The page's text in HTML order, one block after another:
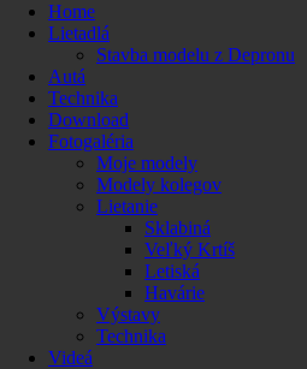
Home
Lietadlá
Stavba modelu z Depronu
Autá
Technika
Download
Fotogaléria
Moje modely
Modely kolegov
Lietanie
Sklabiná
Veľký Krtíš
Letiská
Havárie
Výstavy
Technika
Videá